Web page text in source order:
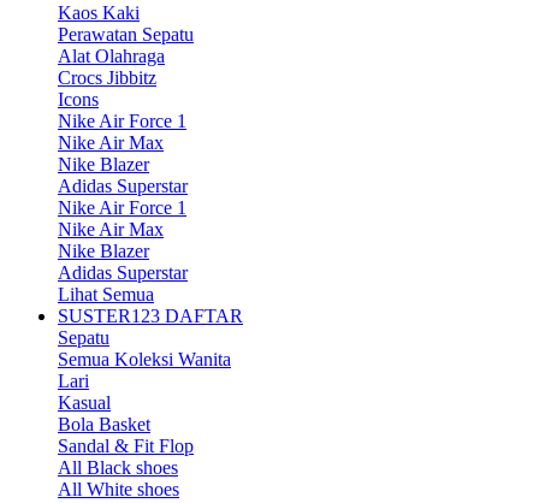
Kaos Kaki
Perawatan Sepatu
Alat Olahraga
Crocs Jibbitz
Icons
Nike Air Force 1
Nike Air Max
Nike Blazer
Adidas Superstar
Nike Air Force 1
Nike Air Max
Nike Blazer
Adidas Superstar
Lihat Semua
SUSTER123 DAFTAR
Sepatu
Semua Koleksi Wanita
Lari
Kasual
Bola Basket
Sandal & Fit Flop
All Black shoes
All White shoes